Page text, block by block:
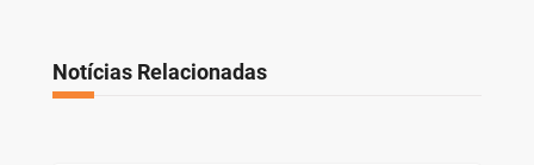
Notícias Relacionadas